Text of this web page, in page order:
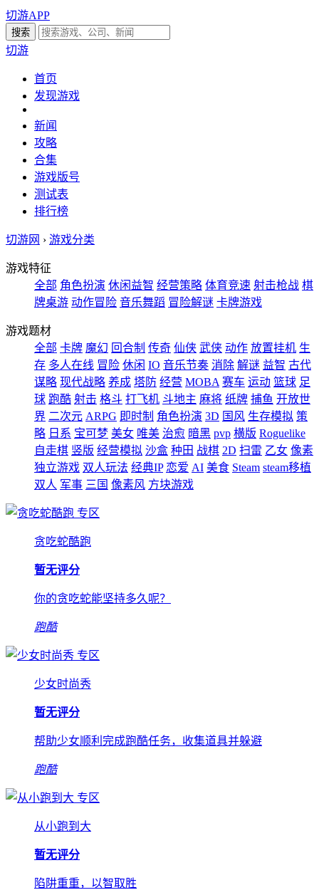
切游APP
切游
首页
发现游戏
新闻
攻略
合集
游戏版号
测试表
排行榜
切游网 › 游戏分类
游戏特征
全部 角色扮演 休闲益智 经营策略 体育竞速 射击枪战 棋
牌桌游 动作冒险 音乐舞蹈 冒险解谜 卡牌游戏
游戏题材
全部 卡牌 魔幻 回合制 传奇 仙侠 武侠 动作 放置挂机 生
存 多人在线 冒险 休闲 IO 音乐节奏 消除 解谜 益智 古代
谋略 现代战略 养成 塔防 经营 MOBA 赛车 运动 篮球 足
球 跑酷 射击 格斗 打飞机 斗地主 麻将 纸牌 捕鱼 开放世
界 二次元 ARPG 即时制 角色扮演 3D 国风 生存模拟 策
略 日系 宝可梦 美女 唯美 治愈 暗黑 pvp 横版 Roguelike
自走棋 竖版 经营模拟 沙盒 种田 战棋 2D 扫雷 乙女 像素
独立游戏 双人玩法 经典IP 恋爱 AI 美食 Steam steam移植
双人 军事 三国 像素风 方块游戏
专区
贪吃蛇酷跑
暂无评分
你的贪吃蛇能坚持多久呢？
跑酷
专区
少女时尚秀
暂无评分
帮助少女顺利完成跑酷任务，收集道具并躲避
跑酷
专区
从小跑到大
暂无评分
陷阱重重，以智取胜